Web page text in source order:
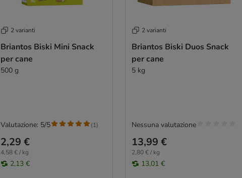
2 varianti
Briantos Biski Mini Snack
per cane
500 g
2,29 €
4,58 € / kg
2,13 €
Valutazione: 5/5 (1)
2 varianti
Briantos Biski Duos Snack
per cane
5 kg
13,99 €
2,80 € / kg
13,01 €
Nessuna valutazione